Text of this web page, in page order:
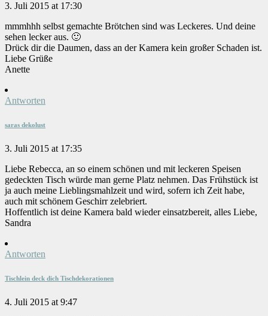
3. Juli 2015 at 17:30
mmmhhh selbst gemachte Brötchen sind was Leckeres. Und deine
sehen lecker aus. 🙂
Drück dir die Daumen, dass an der Kamera kein großer Schaden ist.
Liebe Grüße
Anette
Antworten
saras dekolust
3. Juli 2015 at 17:35
Liebe Rebecca, an so einem schönen und mit leckeren Speisen
gedeckten Tisch würde man gerne Platz nehmen. Das Frühstück ist
ja auch meine Lieblingsmahlzeit und wird, sofern ich Zeit habe,
auch mit schönem Geschirr zelebriert.
Hoffentlich ist deine Kamera bald wieder einsatzbereit, alles Liebe,
Sandra
Antworten
Tischlein deck dich Tischdekorationen
4. Juli 2015 at 9:47